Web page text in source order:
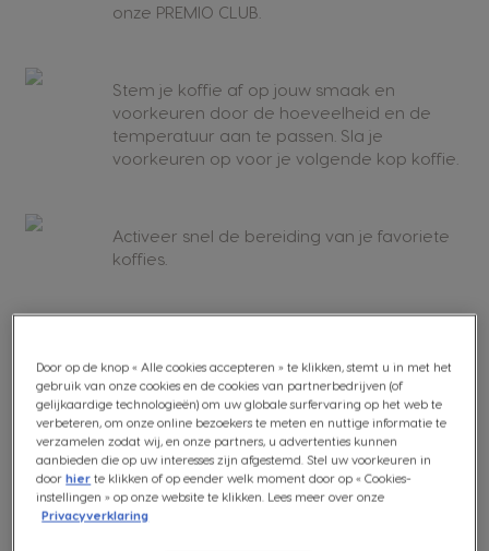
onze PREMIO CLUB.
Stem je koffie af op jouw smaak en
voorkeuren door de hoeveelheid en de
temperatuur aan te passen. Sla je
voorkeuren op voor je volgende kop koffie.
Activeer snel de bereiding van je favoriete
koffies.
wanneer je machine onderhoud nodig
heeft.
Deze geweldige functies wil je
toch zeker niet missen?
Door op de knop « Alle cookies accepteren » te klikken, stemt u in met het
gebruik van onze cookies en de cookies van partnerbedrijven (of
gelijkaardige technologieën) om uw globale surfervaring op het web te
verbeteren, om onze online bezoekers te meten en nuttige informatie te
verzamelen zodat wij, en onze partners, u advertenties kunnen
aanbieden die op uw interesses zijn afgestemd. Stel uw voorkeuren in
doorhier te klikken of op eender welk moment door op « Cookies-
instellingen » op onze website te klikken. Lees meer over onze
Privacyverklaring